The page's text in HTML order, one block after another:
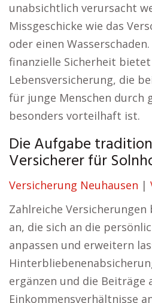
unabsichtlich verursacht
Missgeschicke wie das
oder einen
finanzielle Sicherheit
Lebensversicherung, die
für junge Menschen durch
besonders vorteilhaft ist.
Die Aufgabe
Versicherer für
Versicherung Neuhausen |
Zahlreiche
an, die sich an die
anpassen und erweitern
ergänzen und die Beiträge
Einkommensverhältnisse